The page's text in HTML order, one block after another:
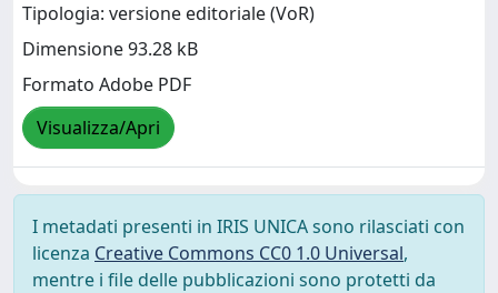
Tipologia: versione editoriale (VoR)
Dimensione 93.28 kB
Formato Adobe PDF
Visualizza/Apri
I metadati presenti in IRIS UNICA sono rilasciati con
licenza Creative Commons CC0 1.0 Universal,
mentre i file delle pubblicazioni sono protetti da